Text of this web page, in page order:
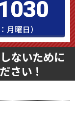
月曜日）
ないために
さい！